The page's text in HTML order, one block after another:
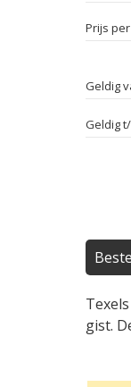
Prijs
Geldig
Geldig
gist.